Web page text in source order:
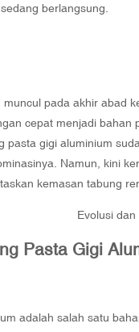
berlangsung.
pada akhir abad
cepat menjadi
pasta gigi aluminium
Namun, kini
kemasan tabung
Pasta Gigi
adalah salah satu